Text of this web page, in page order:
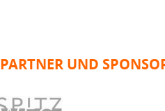
PARTNER UND